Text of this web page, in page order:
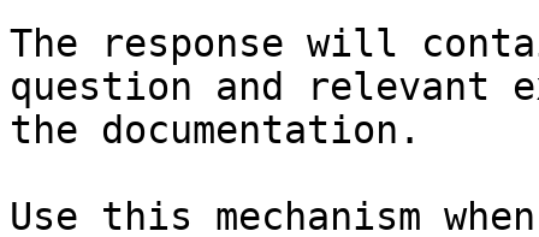
The response will
question and relevant
the documentation.
Use this mechanism